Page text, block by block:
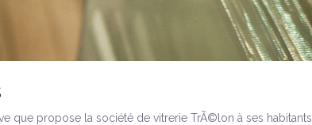
que propose la société de vitrerie TrÃ©lon à ses habitants